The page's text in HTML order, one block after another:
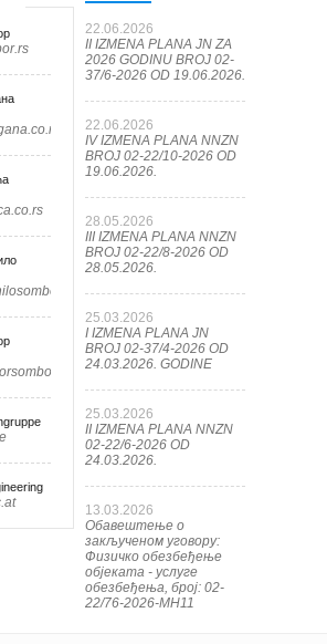
22.06.2026
II IZMENA PLANA JN ZA
2026 GODINU BROJ 02-
37/6-2026 OD 19.06.2026.
22.06.2026
IV IZMENA PLANA NNZN
BROJ 02-22/10-2026 OD
19.06.2026.
28.05.2026
III IZMENA PLANA NNZN
BROJ 02-22/8-2026 OD
28.05.2026.
25.03.2026
I IZMENA PLANA JN
BROJ 02-37/4-2026 OD
24.03.2026. GODINE
25.03.2026
II IZMENA PLANA NNZN
02-22/6-2026 OD
24.03.2026.
13.03.2026
Обавештење о
закљученом уговору:
Физичко обезбеђење
објеката - услуге
обезбеђења, број: 02-
22/76-2026-МН11